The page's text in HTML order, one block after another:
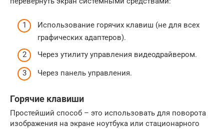
Использование горячих клавиш (не для всех
графических адаптеров).
Через утилиту управления видеодрайвером.
Через панель управления.
Горячие клавиши
Простейший способ – это использовать для поворота
изображения на экране ноутбука или стационарного